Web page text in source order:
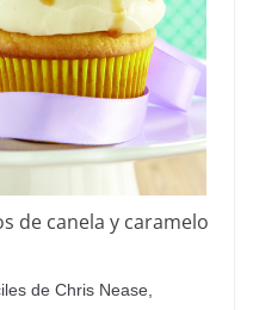
de canela y caramelo
de Chris Nease,